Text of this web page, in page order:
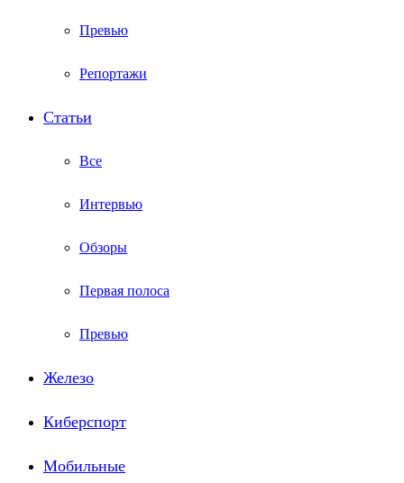
Превью
Репортажи
Статьи
Все
Интервью
Обзоры
Первая полоса
Превью
Железо
Киберспорт
Мобильные